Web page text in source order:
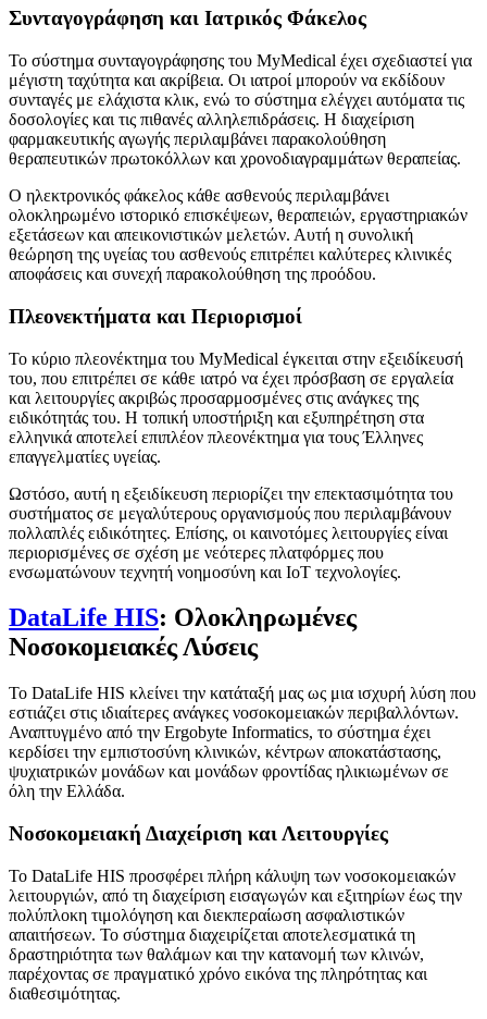
Συνταγογράφηση και Ιατρικός Φάκελος
Το σύστημα συνταγογράφησης του MyMedical έχει σχεδιαστεί για
μέγιστη ταχύτητα και ακρίβεια. Οι ιατροί μπορούν να εκδίδουν
συνταγές με ελάχιστα κλικ, ενώ το σύστημα ελέγχει αυτόματα τις
δοσολογίες και τις πιθανές αλληλεπιδράσεις. Η διαχείριση
φαρμακευτικής αγωγής περιλαμβάνει παρακολούθηση
θεραπευτικών πρωτοκόλλων και χρονοδιαγραμμάτων θεραπείας.
Ο ηλεκτρονικός φάκελος κάθε ασθενούς περιλαμβάνει
ολοκληρωμένο ιστορικό επισκέψεων, θεραπειών, εργαστηριακών
εξετάσεων και απεικονιστικών μελετών. Αυτή η συνολική
θεώρηση της υγείας του ασθενούς επιτρέπει καλύτερες κλινικές
αποφάσεις και συνεχή παρακολούθηση της προόδου.
Πλεονεκτήματα και Περιορισμοί
Το κύριο πλεονέκτημα του MyMedical έγκειται στην εξειδίκευσή
του, που επιτρέπει σε κάθε ιατρό να έχει πρόσβαση σε εργαλεία
και λειτουργίες ακριβώς προσαρμοσμένες στις ανάγκες της
ειδικότητάς του. Η τοπική υποστήριξη και εξυπηρέτηση στα
ελληνικά αποτελεί επιπλέον πλεονέκτημα για τους Έλληνες
επαγγελματίες υγείας.
Ωστόσο, αυτή η εξειδίκευση περιορίζει την επεκτασιμότητα του
συστήματος σε μεγαλύτερους οργανισμούς που περιλαμβάνουν
πολλαπλές ειδικότητες. Επίσης, οι καινοτόμες λειτουργίες είναι
περιορισμένες σε σχέση με νεότερες πλατφόρμες που
ενσωματώνουν τεχνητή νοημοσύνη και IoT τεχνολογίες.
DataLife HIS: Ολοκληρωμένες
Νοσοκομειακές Λύσεις
Το DataLife HIS κλείνει την κατάταξή μας ως μια ισχυρή λύση που
εστιάζει στις ιδιαίτερες ανάγκες νοσοκομειακών περιβαλλόντων.
Αναπτυγμένο από την Ergobyte Informatics, το σύστημα έχει
κερδίσει την εμπιστοσύνη κλινικών, κέντρων αποκατάστασης,
ψυχιατρικών μονάδων και μονάδων φροντίδας ηλικιωμένων σε
όλη την Ελλάδα.
Νοσοκομειακή Διαχείριση και Λειτουργίες
Το DataLife HIS προσφέρει πλήρη κάλυψη των νοσοκομειακών
λειτουργιών, από τη διαχείριση εισαγωγών και εξιτηρίων έως την
πολύπλοκη τιμολόγηση και διεκπεραίωση ασφαλιστικών
απαιτήσεων. Το σύστημα διαχειρίζεται αποτελεσματικά τη
δραστηριότητα των θαλάμων και την κατανομή των κλινών,
παρέχοντας σε πραγματικό χρόνο εικόνα της πληρότητας και
διαθεσιμότητας.